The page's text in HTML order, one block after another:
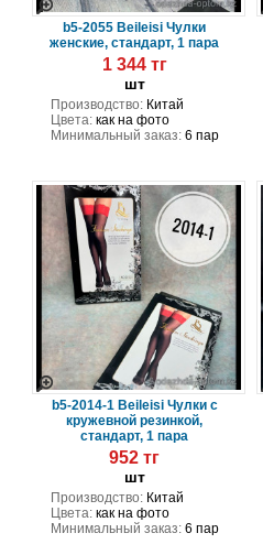
b5-2055 Beileisi Чулки
женские, стандарт, 1 пара
1 344 тг
шт
Производство:Китай
Цвета:как на фото
Минимальный заказ:6 пар
b5-2014-1 Beileisi Чулки с
кружевной резинкой,
стандарт, 1 пара
952 тг
шт
Производство:Китай
Цвета:как на фото
Минимальный заказ:6 пар